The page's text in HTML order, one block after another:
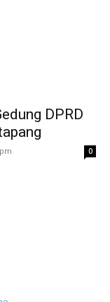
DPRD
0